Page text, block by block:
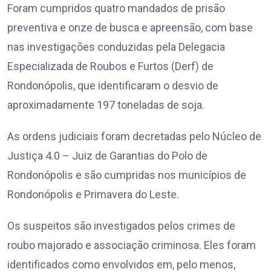
Foram cumpridos quatro mandados de prisão
preventiva e onze de busca e apreensão, com base
nas investigações conduzidas pela Delegacia
Especializada de Roubos e Furtos (Derf) de
Rondonópolis, que identificaram o desvio de
aproximadamente 197 toneladas de soja.
As ordens judiciais foram decretadas pelo Núcleo de
Justiça 4.0 – Juiz de Garantias do Polo de
Rondonópolis e são cumpridas nos municípios de
Rondonópolis e Primavera do Leste.
Os suspeitos são investigados pelos crimes de
roubo majorado e associação criminosa. Eles foram
identificados como envolvidos em, pelo menos,